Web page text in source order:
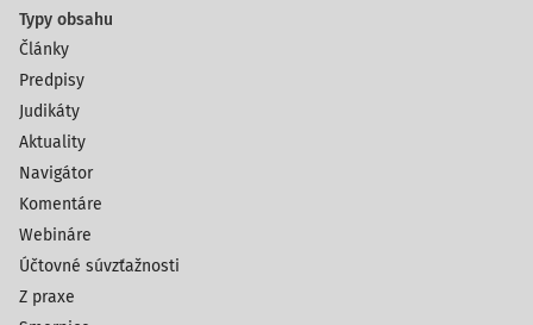
Typy obsahu
Články
Predpisy
Judikáty
Aktuality
Navigátor
Komentáre
Webináre
Účtovné súvzťažnosti
Z praxe